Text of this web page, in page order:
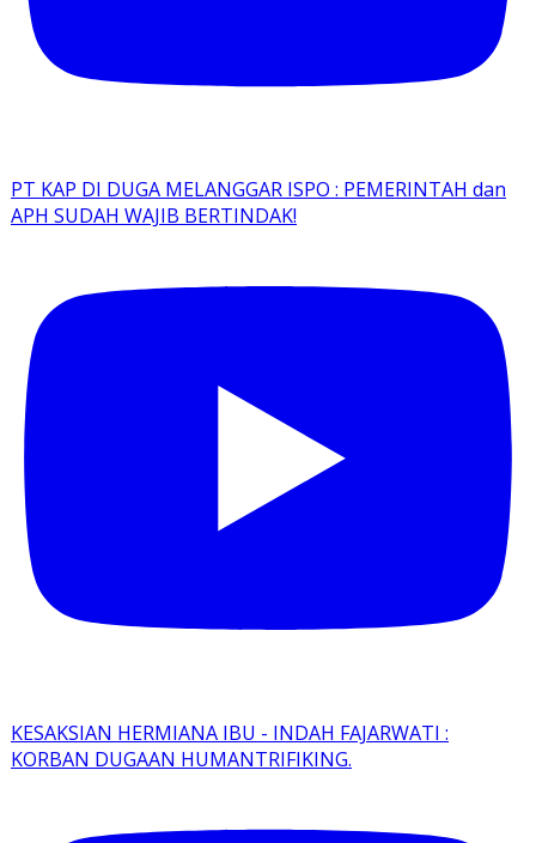
PT KAP DI DUGA MELANGGAR ISPO : PEMERINTAH dan
APH SUDAH WAJIB BERTINDAK!
KESAKSIAN HERMIANA IBU - INDAH FAJARWATI :
KORBAN DUGAAN HUMANTRIFIKING.